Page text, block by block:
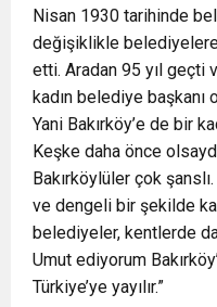
Nisan 1930 tarihinde
değişiklikle
etti. Aradan 95 yıl geçti
kadın belediye başkanı
Yani Bakırköy’e de bir
Keşke daha önce
Bakırköylüler çok
ve dengeli bir şekilde
belediyeler, kentlerde
Umut ediyorum
Türkiye’ye yayılır.”